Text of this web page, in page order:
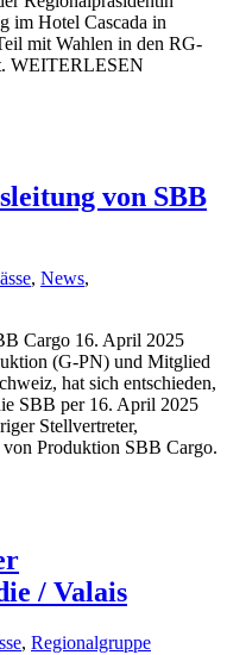
im Hotel Cascada in
mit Wahlen in den RG-
WEITERLESEN
von SBB
, News,
Cargo 16. April 2025
(G-PN) und Mitglied
hat sich entschieden,
SBB per 16. April 2025
Stellvertreter,
Produktion SBB Cargo.
/ Valais
, Regionalgruppe